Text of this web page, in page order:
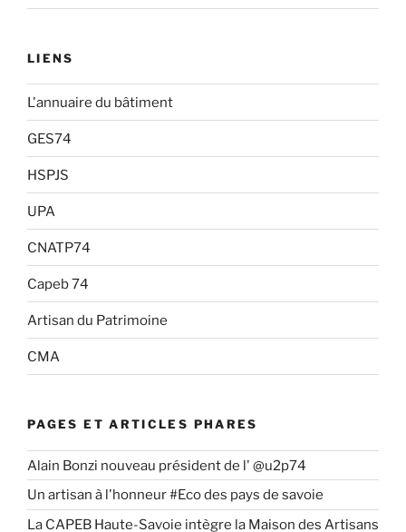
LIENS
L'annuaire du bâtiment
GES74
HSPJS
UPA
CNATP74
Capeb 74
Artisan du Patrimoine
CMA
PAGES ET ARTICLES PHARES
Alain Bonzi nouveau président de l' @u2p74
Un artisan à l'honneur #Eco des pays de savoie
La CAPEB Haute-Savoie intègre la Maison des Artisans